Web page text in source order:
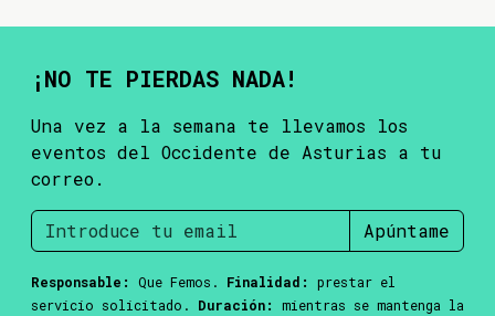
¡NO TE PIERDAS NADA!
Una vez a la semana te llevamos los
eventos del Occidente de Asturias a tu
correo.
Apúntame
Responsable: Que Femos. Finalidad:
prestar el
servicio solicitado. Duración:
mientras se mantenga la